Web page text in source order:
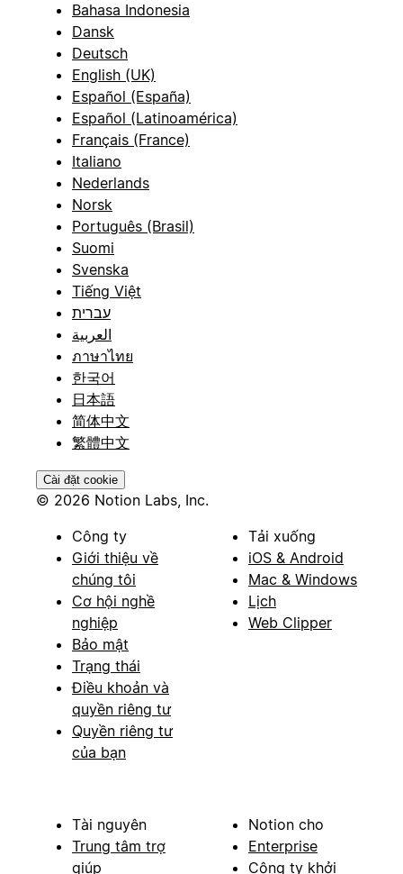
Bahasa Indonesia
Dansk
Deutsch
English (UK)
Español (España)
Español (Latinoamérica)
Français (France)
Italiano
Nederlands
Norsk
Português (Brasil)
Suomi
Svenska
Tiếng Việt
עברית
العربية
ภาษาไทย
한국어
日本語
简体中文
繁體中文
Cài đặt cookie
© 2026 Notion Labs, Inc.
Công ty
Giới thiệu về
chúng tôi
Cơ hội nghề
nghiệp
Bảo mật
Trạng thái
Điều khoản và
quyền riêng tư
Quyền riêng tư
của bạn
Tải xuống
iOS & Android
Mac & Windows
Lịch
Web Clipper
Tài nguyên
Trung tâm trợ
giúp
Notion cho
Enterprise
Công ty khởi